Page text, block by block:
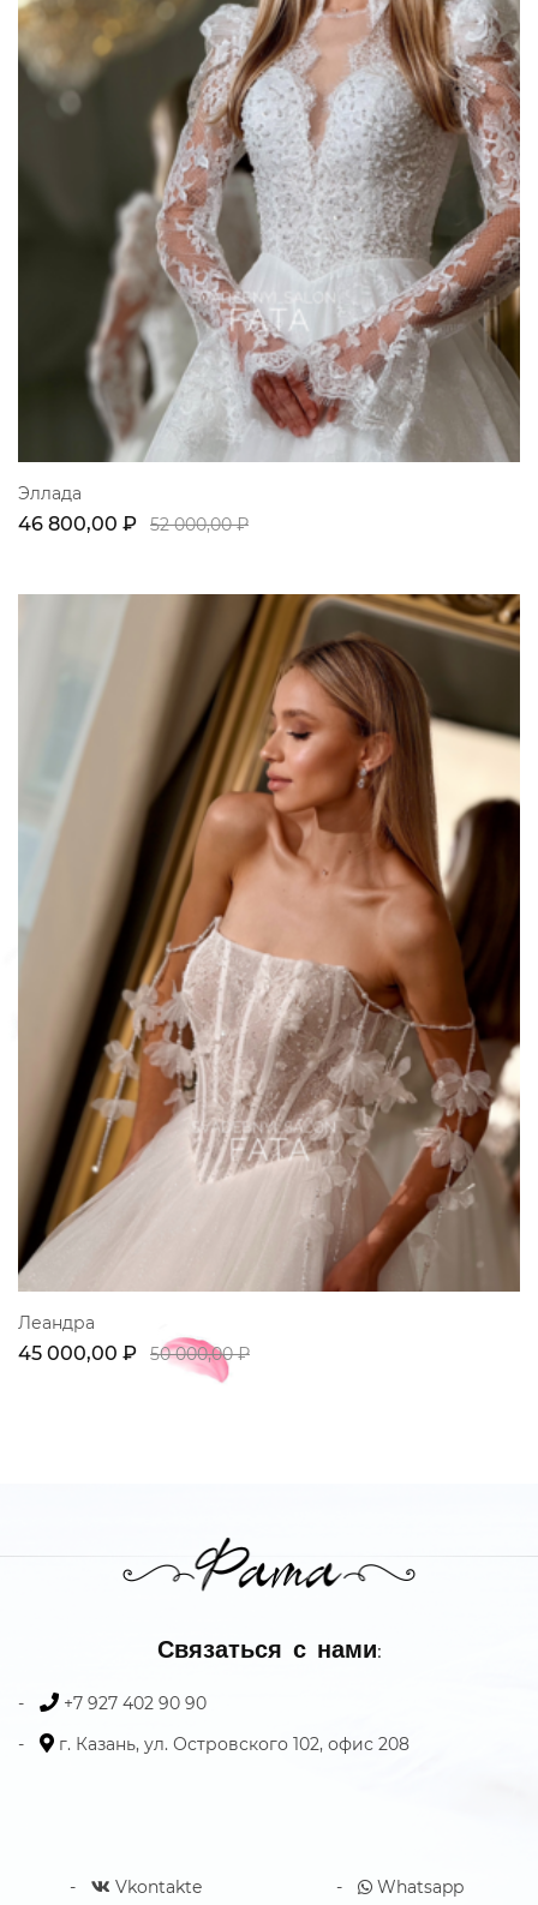
Эллада
46 800,00 ₽ 52 000,00 ₽
Леандра
45 000,00 ₽ 50 000,00 ₽
Связаться с нами:
+7 927 402 90 90
г. Казань, ул. Островского 102, офис 208
Vkontakte Whatsapp